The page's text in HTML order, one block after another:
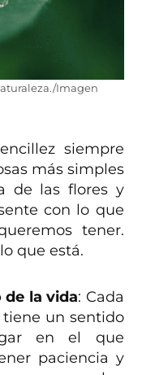
Imagen
siempre
más simples
de las flores y
con lo que
tener.
que está.
de la vida: Cada
un sentido
en el que
paciencia y